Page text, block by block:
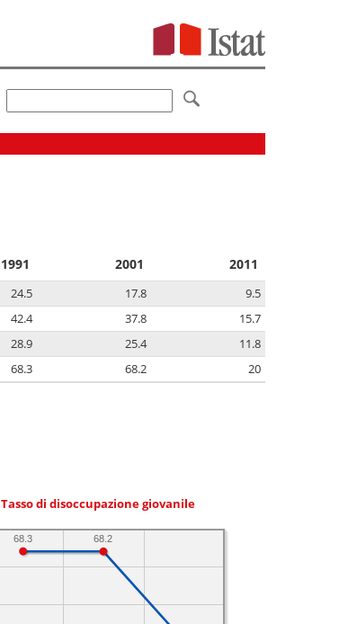
1991 2001 2011
24.5 17.8
9.5
42.4 37.8
15.7
28.9 25.4
11.8
68.3 68.2 20
Tasso di disoccupazione giovanile
68.2
68.3